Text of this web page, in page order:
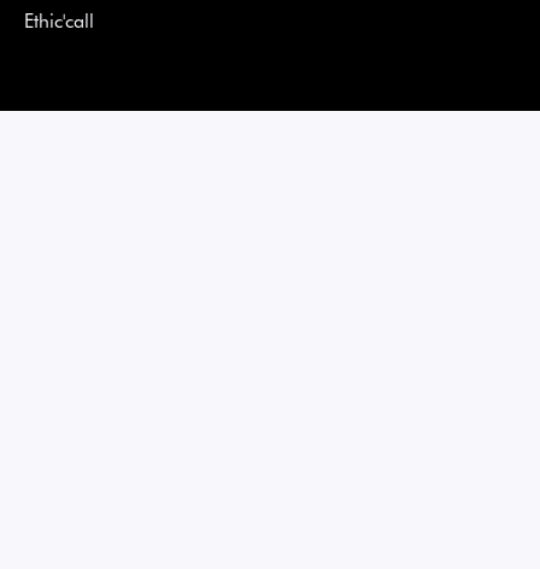
Ethic'call